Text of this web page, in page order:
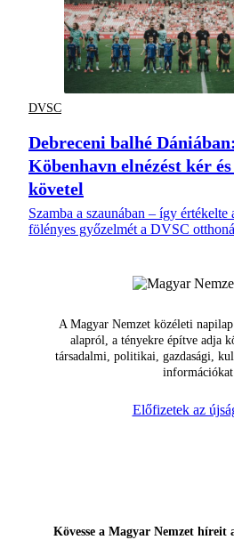
DVSC
Debreceni balhé
Köbenhavn elnézést kér
követel
Szamba a szaunában – így értékelte
fölényes győzelmét a DVSC
A Magyar Nemzet közéleti
alapról, a tényekre építve adja
társadalmi, politikai, gazdasági,
Előfizetek az
Kövesse a Magyar Nemzet híreit